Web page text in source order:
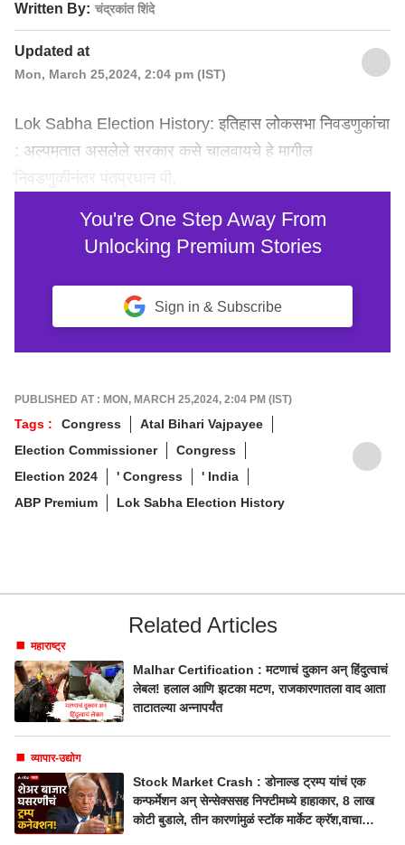
Written By: चंद्रकांत शिंदे
Updated at
Mon, March 25,2024, 2:04 pm (IST)
Lok Sabha Election History: इतिहास लोकसभा निवडणुकांचा
: अल्पमतात असलेले सरकार कसे चालवायचे हे मागील
You're One Step Away From
Unlocking Premium Stories
Sign in & Subscribe
PUBLISHED AT : MON, MARCH 25,2024, 2:04 PM (IST)
Tags : Congress
Atal Bihari Vajpayee
Election Commissioner
Congress
Election 2024
' Congress
' India
ABP Premium
Lok Sabha Election History
Related Articles
महाराष्ट्र
Malhar Certification : मटणाचं दुकान अन् हिंदुत्वाचं
लेबल! हलाल आणि झटका मटण, राजकारणातला वाद आता
ताटातल्या अन्नापर्यंत
व्यापार-उद्योग
Stock Market Crash : डोनाल्ड ट्रम्प यांचं एक
कन्फर्मेशन अन् सेन्सेक्ससह निफ्टीमध्ये हाहाकार, 8 लाख
कोटी बुडाले, तीन कारणांमुळं स्टॉक मार्केट क्रॅश,वाचा